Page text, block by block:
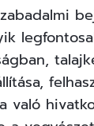
való